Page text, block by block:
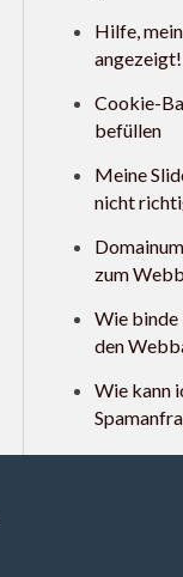
Hilfe,
angezeigt!
Cookie-
befüllen
Meine
nicht
zum
Wie binde
den
Wie kann